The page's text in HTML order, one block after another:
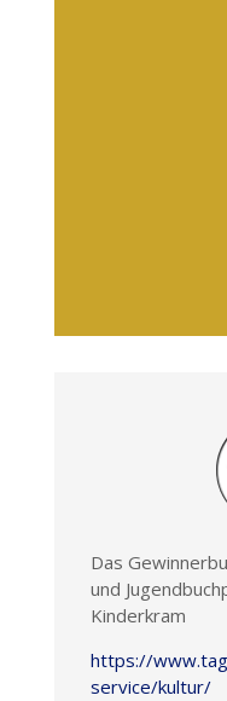
Das
und
Kinderkram
https://
service/kultur/